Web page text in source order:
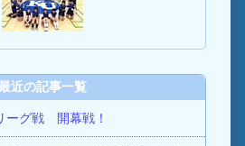
近の記事一覧
ーグ戦 開幕戦！